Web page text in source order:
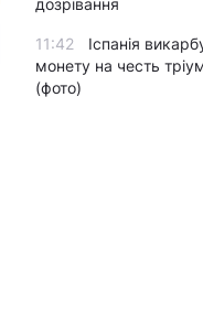
дозрівання
11:42
Іспанія
монету на честь
(фото)